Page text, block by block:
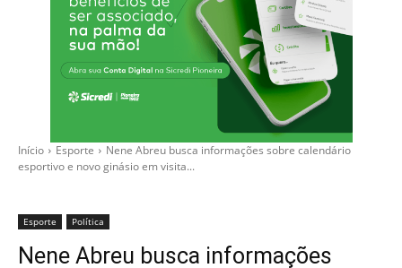
Início Esporte
Nene Abreu busca informações sobre calendário
esportivo e novo ginásio em visita...
Esporte Política
Nene Abreu busca informações